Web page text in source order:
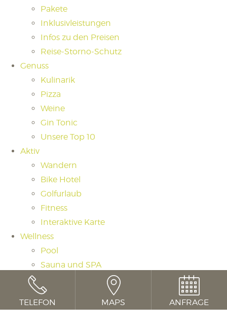
TELEFON MAPS ANFRAGE
Pakete
Inklusivleistungen
Infos zu den Preisen
Reise-Storno-Schutz
Genuss
Kulinarik
Pizza
Weine
Gin Tonic
Unsere Top 10
Aktiv
Wandern
Bike Hotel
Golfurlaub
Fitness
Interaktive Karte
Wellness
Pool
Sauna und SPA
Massagen und Beauty
Day Spa